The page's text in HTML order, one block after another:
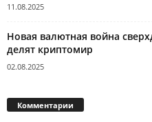
11.08.2025
Новая валютная война
делят криптомир
02.08.2025
Комментарии